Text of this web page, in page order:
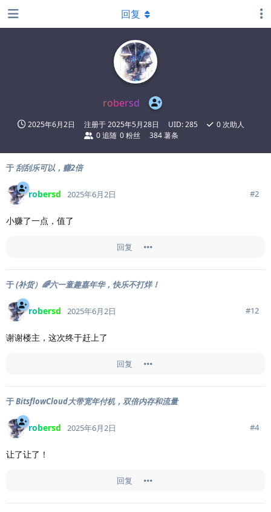
robersd
2025年6月2日 注册于2025年5月28日 UID:285 0 次助人
0 追随 0 粉丝 384 薯条
回复
于 刮刮乐可以，赚2倍
robersd 2025年6月2日 #2
小赚了一点，值了
回复
于(补货）🌈六一童趣嘉年华，快乐不打烊！
robersd 2025年6月2日 #12
谢谢楼主，这次终于赶上了
回复
于BitsflowCloud大带宽年付机，双倍内存和流量
robersd 2025年6月2日 #4
让了让了！
回复